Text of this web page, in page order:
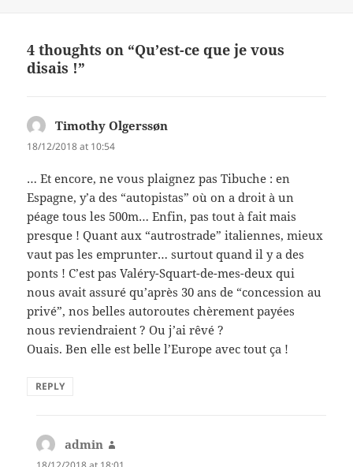
4 thoughts on “Qu’est-ce que je vous
disais !”
Timothy Olgerssøn
18/12/2018 at 10:54
… Et encore, ne vous plaignez pas Tibuche : en
Espagne, y’a des “autopistas” où on a droit à un
péage tous les 500m… Enfin, pas tout à fait mais
presque ! Quant aux “autrostrade” italiennes, mieux
vaut pas les emprunter… surtout quand il y a des
ponts ! C’est pas Valéry-Squart-de-mes-deux qui
nous avait assuré qu’après 30 ans de “concession au
privé”, nos belles autoroutes chèrement payées
nous reviendraient ? Ou j’ai rêvé ?
Ouais. Ben elle est belle l’Europe avec tout ça !
REPLY
admin